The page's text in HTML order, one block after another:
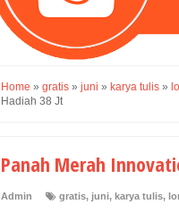
Home » gratis » juni » karya tulis »
Hadiah 38 Jt
Panah Merah
Admin gratis, juni, karya tulis,